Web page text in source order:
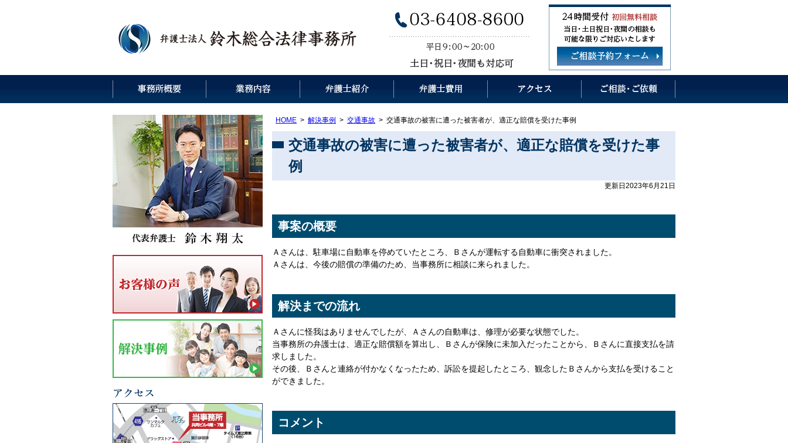
HOME 解決事例 交通事故 交通事故の被害に遭った被害者が、適正な賠償を受けた事例
交通事故の被害に遭った被害者が、適正な賠償を受けた事
例
更新日2023年6月21日
事案の概要
Ａさんは、駐車場に自動車を停めていたところ、Ｂさんが運転する自動車に衝突されました。
Ａさんは、今後の賠償の準備のため、当事務所に相談に来られました。
解決までの流れ
Ａさんに怪我はありませんでしたが、Ａさんの自動車は、修理が必要な状態でした。
当事務所の弁護士は、適正な賠償額を算出し、Ｂさんが保険に未加入だったことから、Ｂさんに直接支払を請
求しました。
その後、Ｂさんと連絡が付かなくなったため、訴訟を提起したところ、観念したＢさんから支払を受けること
ができました。
コメント